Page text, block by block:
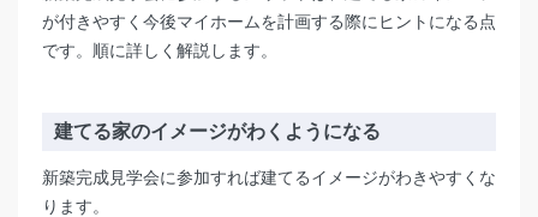
が付きやすく今後マイホームを計画する際にヒントになる点
です。順に詳しく解説します。
建てる家のイメージがわくようになる
新築完成見学会に参加すれば建てるイメージがわきやすくな
ります。